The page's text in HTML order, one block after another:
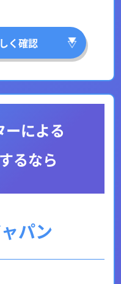
く確認
ーによる
るなら
パン